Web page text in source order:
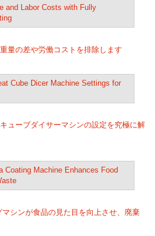
量の差や労働コストを排除します
ューブダイサーマシンの設定を究極に解
シンが食品の見た目を向上させ、廃棄